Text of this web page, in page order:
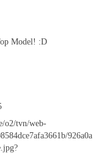
Model! :D
o2/tvn/web-
926a0a